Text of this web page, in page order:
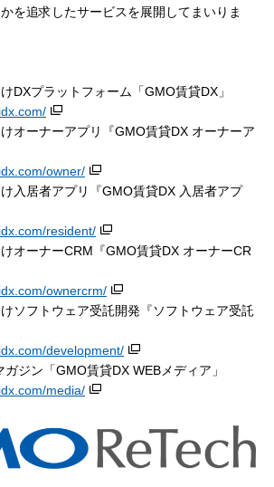
を追求したサービスを展開してまいりま
DXプラットフォーム「GMO賃貸DX」
オーナーアプリ『GMO賃貸DX オーナーア
owner/
入居者アプリ『GMO賃貸DX 入居者アプ
resident/
オーナーCRM『GMO賃貸DX オーナーCR
ownercrm/
ソフトウェア受託開発『ソフトウェア受託
development/
ガジン「GMO賃貸DX WEBメディア」
media/